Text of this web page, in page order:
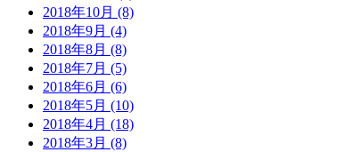
2018年10月 (8)
2018年9月 (4)
2018年8月 (8)
2018年7月 (5)
2018年6月 (6)
2018年5月 (10)
2018年4月 (18)
2018年3月 (8)